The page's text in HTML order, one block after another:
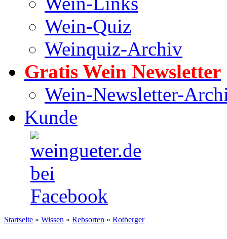
Wein-Quiz
Weinquiz-Archiv
Gratis Wein Newsletter
Wein-Newsletter-
Kunde
Startseite » Wissen » Rebsorten » Rotberger